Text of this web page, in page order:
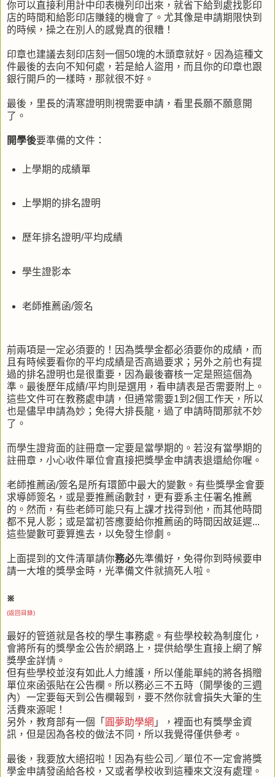
你可以直接利用計中印表機列印出來，就省下給到處找影印
店的時間和給影印店賺錢的機會了。尤其像是申請期限快到
的時候，操之在別人的感覺真的很糟！
印章也建議去刻印店刻一個50塊的木頭章就好。因為這種文
件最後的去向不知何處，若是給人盜用，而且你的印章也跟
銀行開戶的一樣時，那就很不好。
最後，里長的清寒證明則視需要申請，看里長願不願意開
了。
開學後要準備的文件：
上學期的成績單
上學期的排名證明
歷年排名證明/平均成績
學生證影本
老師推薦函/簽名
前兩項是一定必須要的！因為獎學金都必須要你的成績，而
且有時候要看你的平均成績是否高過要求；另外之前也有提
過的排名證明也是很重要，因為最後審核一定是照這個為
準。最後歷年成績/平均則是選用，看申請表是否需要附上。
這些文件可在教務處申請，但通常需要1到2個工作天，所以
也是儘早申請為妙；免得大排長龍，過了申請時間那就不妙
了。
而學生證背面的註冊章一定要是當學期的。若沒有當學期的
註冊章，小心收件單位會直接把獎學金申請表退還給你喔。
老師推薦函/簽名是所有環節中最大的變數。有些獎學金會要
求導師簽名，或是要推薦函數封，更有要系主任署名推薦
的。然而，有些老師可能只有上課才找得到他，而其他時間
都不見人影；或是當初答應要給你推薦函的時間因故延遲...
這些變數可要算進去，以免發生慘劇。
上面提到的文件清單請你務必先準備好，免得你到時候要申
請一大堆的獎學金時，光準備文件就搞死人啦。
※
(返回目錄)
最好的管道就是各校的學生事務處。有些學校較為制度化，
會將所有的獎學金公告於網路上，提供給學生直接上網了解
獎學金詳情。
但有些學校並沒有如此人力維護，所以僅能單純的將各捐贈
單位來函張貼在公告欄。所以務必三不五時（開學後的三週
內）一定要每天到公告欄報到，要不然你就會損失大筆的生
活費來源呢！
另外，教育部有一個「 圓夢助學網 」，裡面也有獎學金資
訊，但是因為各校的做法不同，所以我覺得僅供參考。
最後，我要放大絕招啦！因為有些公司／單位不一定會將獎
學金申請發函給各校，又或者學校收到這種來文沒有處理。